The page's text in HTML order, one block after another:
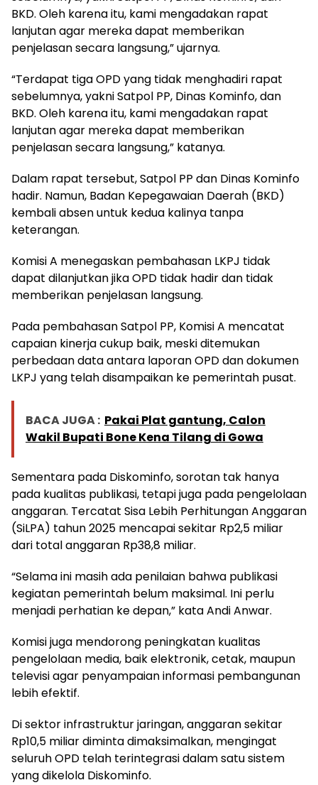
BKD. Oleh karena itu, kami mengadakan rapat
lanjutan agar mereka dapat memberikan
penjelasan secara langsung,” ujarnya.
“Terdapat tiga OPD yang tidak menghadiri rapat
sebelumnya, yakni Satpol PP, Dinas Kominfo, dan
BKD. Oleh karena itu, kami mengadakan rapat
lanjutan agar mereka dapat memberikan
penjelasan secara langsung,” katanya.
Dalam rapat tersebut, Satpol PP dan Dinas Kominfo
hadir. Namun, Badan Kepegawaian Daerah (BKD)
kembali absen untuk kedua kalinya tanpa
keterangan.
Komisi A menegaskan pembahasan LKPJ tidak
dapat dilanjutkan jika OPD tidak hadir dan tidak
memberikan penjelasan langsung.
Pada pembahasan Satpol PP, Komisi A mencatat
capaian kinerja cukup baik, meski ditemukan
perbedaan data antara laporan OPD dan dokumen
LKPJ yang telah disampaikan ke pemerintah pusat.
BACA JUGA : Pakai Plat gantung, Calon
Wakil Bupati Bone Kena Tilang di Gowa
Sementara pada Diskominfo, sorotan tak hanya
pada kualitas publikasi, tetapi juga pada pengelolaan
anggaran. Tercatat Sisa Lebih Perhitungan Anggaran
(SiLPA) tahun 2025 mencapai sekitar Rp2,5 miliar
dari total anggaran Rp38,8 miliar.
“Selama ini masih ada penilaian bahwa publikasi
kegiatan pemerintah belum maksimal. Ini perlu
menjadi perhatian ke depan,” kata Andi Anwar.
Komisi juga mendorong peningkatan kualitas
pengelolaan media, baik elektronik, cetak, maupun
televisi agar penyampaian informasi pembangunan
lebih efektif.
Di sektor infrastruktur jaringan, anggaran sekitar
Rp10,5 miliar diminta dimaksimalkan, mengingat
seluruh OPD telah terintegrasi dalam satu sistem
yang dikelola Diskominfo.